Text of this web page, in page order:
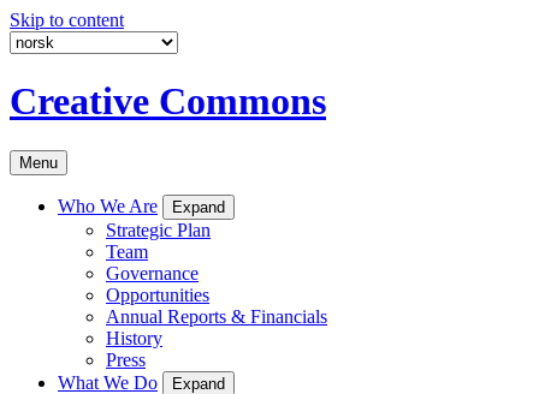
Skip to content
Creative Commons
Menu
Who We Are Expand
Strategic Plan
Team
Governance
Opportunities
Annual Reports & Financials
History
Press
What We Do
Expand